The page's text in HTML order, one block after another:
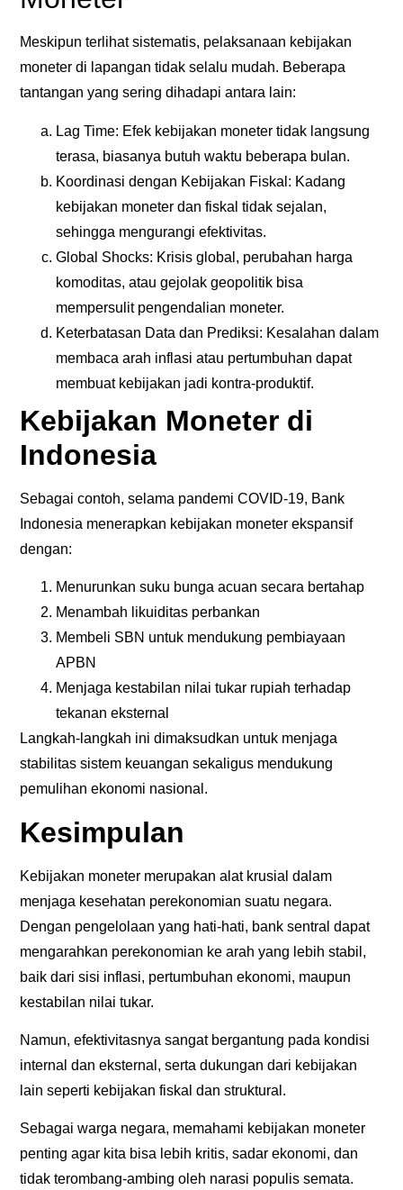
Meskipun terlihat sistematis, pelaksanaan kebijakan
moneter di lapangan tidak selalu mudah. Beberapa
tantangan yang sering dihadapi antara lain:
Lag Time: Efek kebijakan moneter tidak langsung
terasa, biasanya butuh waktu beberapa bulan.
Koordinasi dengan Kebijakan Fiskal: Kadang
kebijakan moneter dan fiskal tidak sejalan,
sehingga mengurangi efektivitas.
Global Shocks: Krisis global, perubahan harga
komoditas, atau gejolak geopolitik bisa
mempersulit pengendalian moneter.
Keterbatasan Data dan Prediksi: Kesalahan dalam
membaca arah inflasi atau pertumbuhan dapat
membuat kebijakan jadi kontra-produktif.
Kebijakan Moneter di
Indonesia
Sebagai contoh, selama pandemi COVID-19, Bank
Indonesia menerapkan kebijakan moneter ekspansif
dengan:
Menurunkan suku bunga acuan secara bertahap
Menambah likuiditas perbankan
Membeli SBN untuk mendukung pembiayaan
APBN
Menjaga kestabilan nilai tukar rupiah terhadap
tekanan eksternal
Langkah-langkah ini dimaksudkan untuk menjaga
stabilitas sistem keuangan sekaligus mendukung
pemulihan ekonomi nasional.
Kesimpulan
Kebijakan moneter merupakan alat krusial dalam
menjaga kesehatan perekonomian suatu negara.
Dengan pengelolaan yang hati-hati, bank sentral dapat
mengarahkan perekonomian ke arah yang lebih stabil,
baik dari sisi inflasi, pertumbuhan ekonomi, maupun
kestabilan nilai tukar.
Namun, efektivitasnya sangat bergantung pada kondisi
internal dan eksternal, serta dukungan dari kebijakan
lain seperti kebijakan fiskal dan struktural.
Sebagai warga negara, memahami kebijakan moneter
penting agar kita bisa lebih kritis, sadar ekonomi, dan
tidak terombang-ambing oleh narasi populis semata.